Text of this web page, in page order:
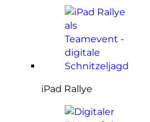
iPad Rallye